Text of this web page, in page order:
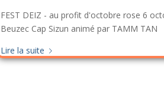
FEST DEIZ - au profit d'octobre rose 6
Beuzec Cap Sizun animé par TAMM TAN
Lire la suite